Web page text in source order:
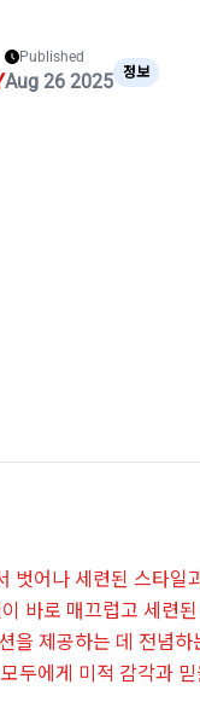
Published
Aug 26 2025 정보
벗어나 세련된 스타
바로 매끄럽고 세련
을 제공하는 데 전념
두에게 미적 감각과